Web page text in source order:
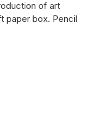
of art
paper box. Pencil